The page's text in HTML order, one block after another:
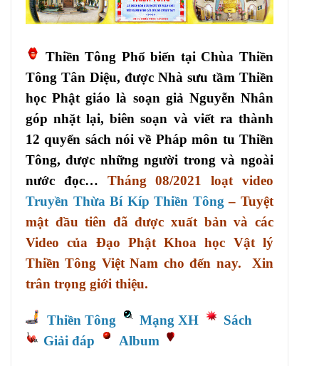
Thiền Tông Phổ biến tại Chùa Thiền
Tông Tân Diệu, được Nhà sưu tầm Thiền
học Phật giáo là soạn giả Nguyễn Nhân
góp nhặt lại, biên soạn và viết ra thành
12 quyển sách nói về Pháp môn tu Thiền
Tông, được những người trong và ngoài
nước đọc… Tháng 08/2021 loạt video
Truyền Thừa Bí Kíp Thiền Tông – Tuyệt
mật đầu tiên đã được xuất bản và các
Video của Đạo Phật Khoa học Vật lý
Thiền Tông Việt Nam cho đến nay. Xin
trân trọng giới thiệu.
Thiền Tông Mạng XH
Sách
Giải đáp
Album